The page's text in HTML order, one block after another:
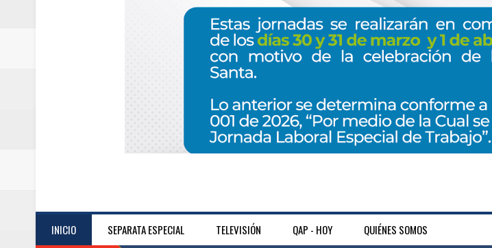
INICIO SEPARATA ESPECIAL TELEVISIÓN QAP - HOY QUIÉNES SOMOS